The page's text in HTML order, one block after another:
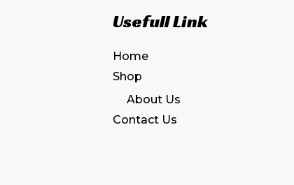
Usefull Link
Home
Shop
About Us
Contact Us